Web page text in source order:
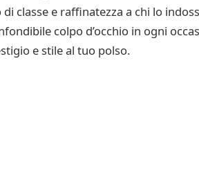
classe e raffinatezza a chi lo
colpo d’occhio in ogni
e stile al tuo polso.